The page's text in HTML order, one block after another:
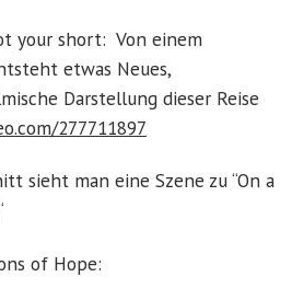
your short: Von einem
etwas Neues,
Darstellung dieser Reise
277711897
sieht man eine Szene zu “On a
of Hope: